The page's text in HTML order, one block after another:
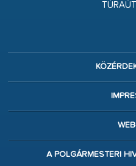
A POLGÁRMESTERI